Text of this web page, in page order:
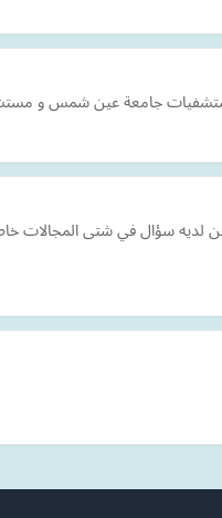
بمستشفيات جامعة عين شمس
لديه سؤال في شتى المجالات